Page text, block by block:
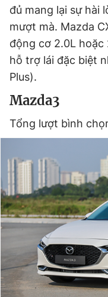
đủ mang lại sự hài
mượt mà. Mazda
động cơ 2.0L
hỗ trợ lái đặc biệt
Plus).
Mazda3
Tổng lượt bình